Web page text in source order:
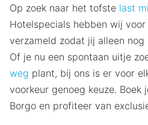
Op zoek naar het tofste last
Hotelspecials hebben wij
verzameld zodat jij alleen
Of je nu een spontaan uitje
weg plant, bij ons is er voor
voorkeur genoeg keuze. Boek
Borgo en profiteer van